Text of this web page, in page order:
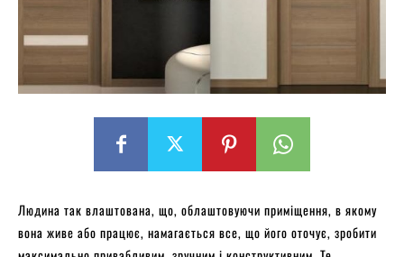
Людина так влаштована, що, облаштовуючи приміщення, в якому
вона живе або працює, намагається все, що його оточує, зробити